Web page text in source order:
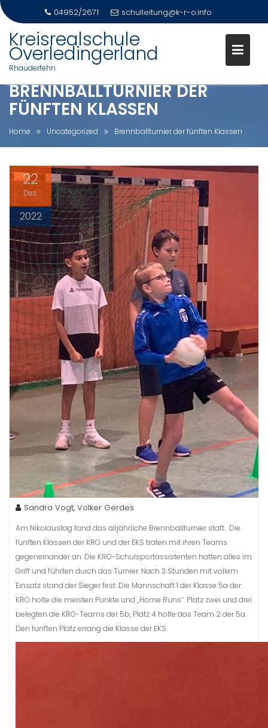
content
04952/2671 schulleitung@k-r-o.info
Kreisrealschule
Overledingerland
Rhauderfehn
BRENNBALLTURNIER DER
FÜNFTEN KLASSEN
Home Uncategorized Brennballturnier der fünften Klassen
22
Dez.
2022
Sandra Vogt, Volker Gerdes
Am Nikolaustag fand das alljährliche Brennballturnier statt. Die
fünften Klassen der KRO und der EKS traten mit ihren Teams
gegeneinander an. Die KRO-Schulsportassistenten hatten alles im
Griff und führten durch das Turnier. Nach 3 Stunden mit vollem
Einsatz stand der Sieger fest: Die Mannschaft 1 der Klasse 5a der
KRO holte die meisten Punkte und „Home Runs“. Platz zwei und drei
belegten die KRO-Teams der 5b, Platz 4 holte das Team 2 der 5a.
Den fünften Platz errang die Klasse der EKS.